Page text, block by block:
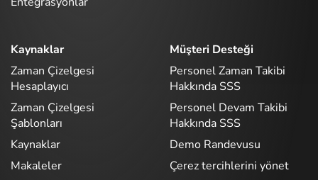
Kaynaklar
Zaman Çizelgesi
Hesaplayıcı
Zaman Çizelgesi
Şablonları
Kaynaklar
Makaleler
Müşteri Desteği
Personel Zaman Takibi
Hakkında SSS
Personel Devam Takibi
Hakkında SSS
Demo Randevusu
Çerez tercihlerini yönet